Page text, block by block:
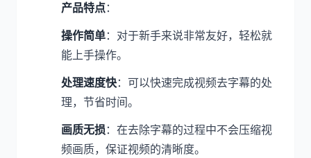
产品特点：
操作简单：对于新手来说非常友好，轻松就
能上手操作。
处理速度快：可以快速完成视频去字幕的处
理，节省时间。
画质无损 ：在去除字幕的过程中不会压缩视
频画质，保证视频的清晰度。